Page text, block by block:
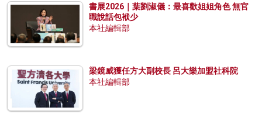
書展2026｜葉劉淑儀：最喜歡姐姐角色 無官
職說話包袱少
本社編輯部
梁鏡威獲任方大副校長 呂大樂加盟社科院
本社編輯部